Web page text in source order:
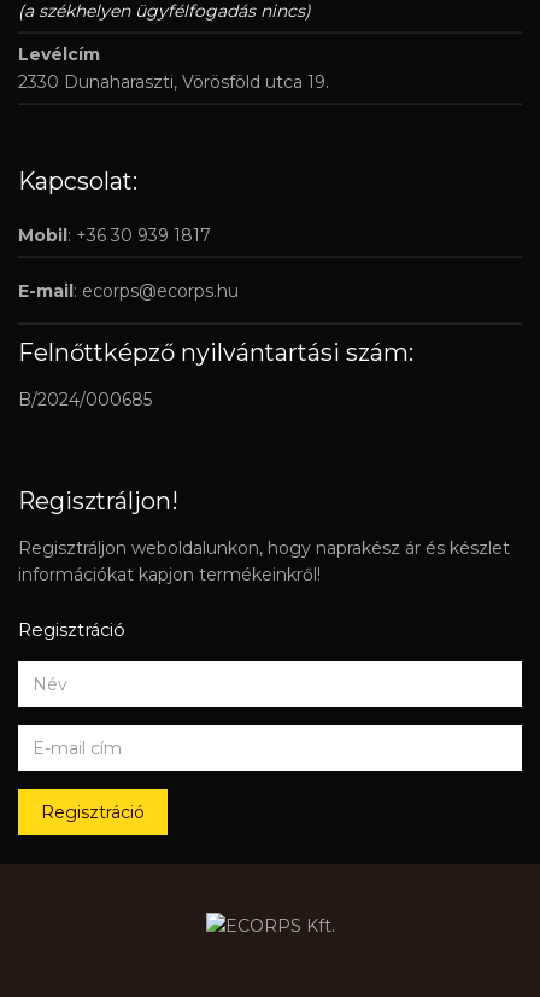
(a székhelyen ügyfélfogadás nincs)
Levélcím
2330 Dunaharaszti, Vörösföld utca 19.
Kapcsolat:
Mobil: +36 30 939 1817
E-mail: ecorps@ecorps.hu
Felnőttképző nyilvántartási szám:
B/2024/000685
Regisztráljon!
Regisztráljon weboldalunkon, hogy naprakész ár és készlet
információkat kapjon termékeinkről!
Regisztráció
Regisztráció